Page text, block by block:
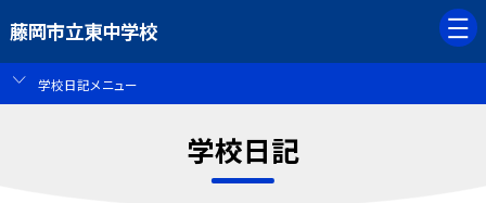
藤岡市立東中学校
学校日記メニュー
学校日記